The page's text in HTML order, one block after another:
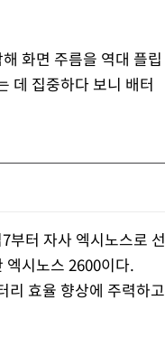
화면 주름을 역대 플립
데 집중하다 보니 배터
부터 자사 엑시노스로 선
엑시노스 2600이다.
리 효율 향상에 주력하고